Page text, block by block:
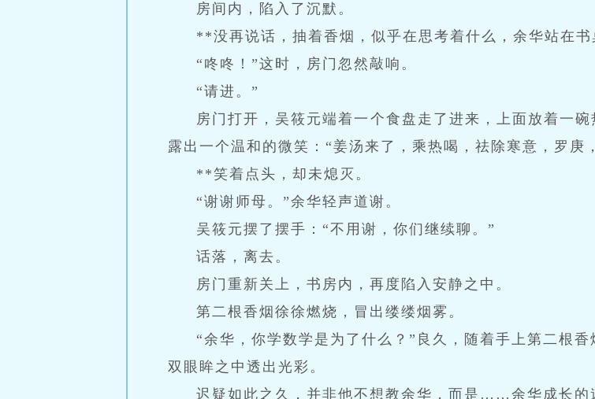
房间内，陷入了沉默。
**没再说话，抽着香烟，似乎在思考着什么，余华站在
“咚咚！”这时，房门忽然敲响。
“请进。”
房门打开，吴筱元端着一个食盘走了进来，上面放着一
露出一个温和的微笑：“姜汤来了，乘热喝，祛除寒意，罗庚
**笑着点头，却未熄灭。
“谢谢师母。”余华轻声道谢。
吴筱元摆了摆手：“不用谢，你们继续聊。”
话落，离去。
房门重新关上，书房内，再度陷入安静之中。
第二根香烟徐徐燃烧，冒出缕缕烟雾。
“余华，你学数学是为了什么？”良久，随着手上第二根
双眼眸之中透出光彩。
迟疑如此之久，并非他不想教余华，而是……余华成长的